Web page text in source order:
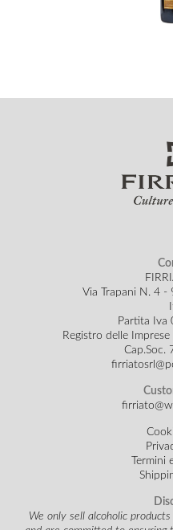
Via Trapani N. 4
Partita Iva
Registro delle
Cap.Soc.
Termini
We only sell alcoholic